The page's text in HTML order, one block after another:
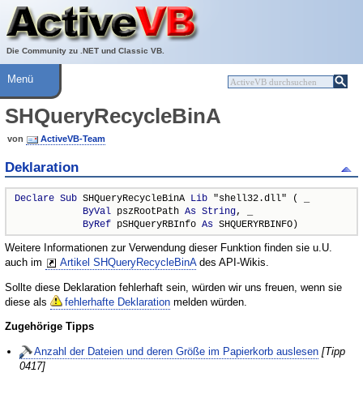
Die Community zu .NET und Classic VB.
Über ActiveVB
Hilfe
Menü
SHQueryRecycleBinA
von ActiveVB-Team
Deklaration
Declare Sub SHQueryRecycleBinA Lib "shell32.dll" ( _
ByVal pszRootPath As String, _
ByRef pSHQueryRBInfo As SHQUERYRBINFO)
Weitere Informationen zur Verwendung dieser Funktion finden sie u.U.
auch im
Artikel SHQueryRecycleBinAdes API-Wikis.
Sollte diese Deklaration fehlerhaft sein, würden wir uns freuen, wenn sie
diese als
fehlerhafte Deklaration melden würden.
Zugehörige Tipps
Anzahl der Dateien und deren Größe im Papierkorb auslesen [Tipp
0417]